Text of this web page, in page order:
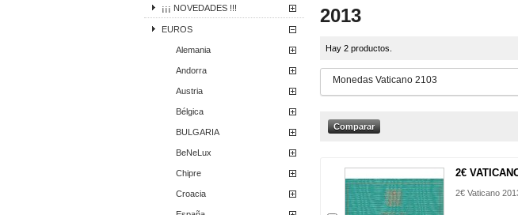
¡¡¡ NOVEDADES !!!
EUROS
Alemania
Andorra
Austria
Bélgica
BULGARIA
BeNeLux
Chipre
Croacia
2013
Hay 2 productos.
Monedas Vaticano 2103
2€
2€ Vaticano